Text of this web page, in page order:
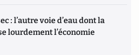
: l’autre voie d’eau dont la
lourdement l’économie